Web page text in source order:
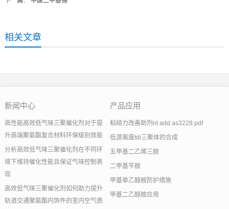
相关文章
新闻中心
高性能高效低气味三聚催化剂对于提
升高端聚氨酯复合材料环保级别效能
分析高效低气味三聚催化剂在不同环
境下维持催化性能且保证气味控制表
现
高效低气味三聚催化剂如何助力提升
轨道交通聚氨酯内饰件的室内空气质
产品应用
粘结力改善助剂nt add as3228.pdf
低游离度tdi三聚体的合成
五甲基二乙烯三胺
二甲基苄胺
甲基单乙醇胺防护措施
甲基二乙醇胺应用